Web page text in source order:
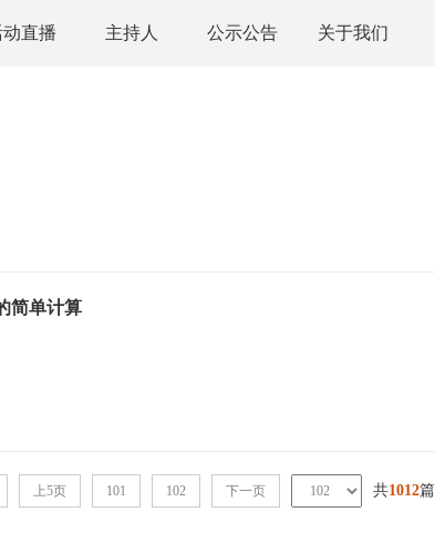
直播 主持人 公示公告 关于我们
简单计算
上5页 101 102 下一页 共1012